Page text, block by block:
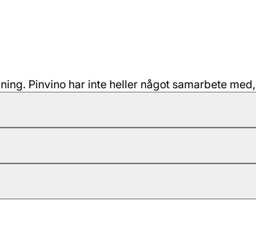
Pinvino har inte heller något samarbete